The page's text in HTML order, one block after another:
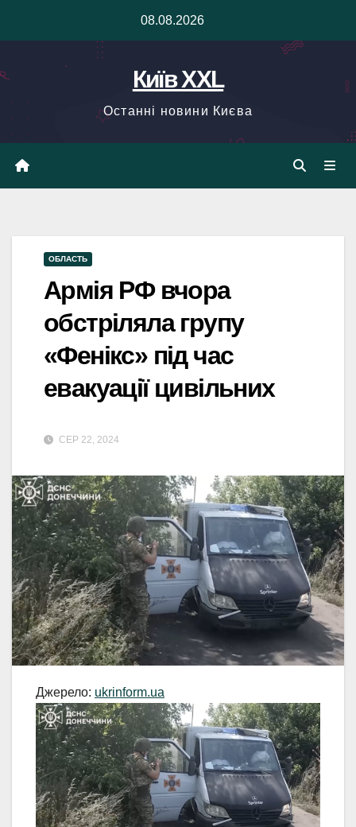
08.08.2026
Київ XXL
Останні новини Києва
ОБЛАСТЬ
Армія РФ вчора
обстріляла групу
«Фенікс» під час
евакуації цивільних
СЕР 22, 2024
Джерело: ukrinform.ua